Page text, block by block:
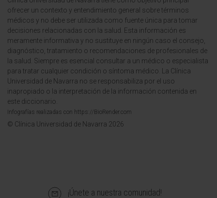
ofrecer un contexto y entendimiento general sobre términos
médicos y no debe ser utilizada como fuente única para tomar
decisiones relacionadas con la salud. Esta información es
meramente informativa y no sustituye en ningún caso el consejo,
diagnóstico, tratamiento o recomendaciones de profesionales de
la salud. Siempre es esencial consultar a un médico o especialista
para tratar cualquier condición o síntoma médico. La Clínica
Universidad de Navarra no se responsabiliza por el uso
inapropiado o la interpretación de la información contenida en
este diccionario.
Infografías realizadas con https://BioRender.com
© Clínica Universidad de Navarra 2026
¡Únete a nuestra comunidad!